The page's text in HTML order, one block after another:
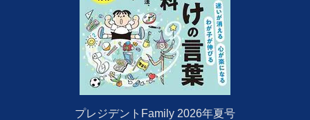
プレジデントFamily 2026年夏号